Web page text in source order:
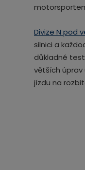
Divize N pod
silnici a
důkladné
větších úprav
jízdu na